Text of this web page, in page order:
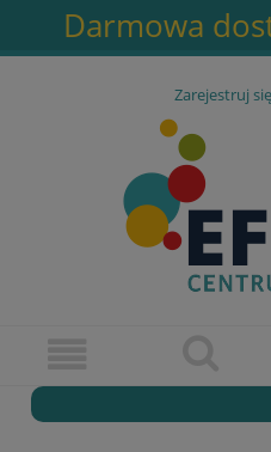
Darmowa
Zarejestruj się